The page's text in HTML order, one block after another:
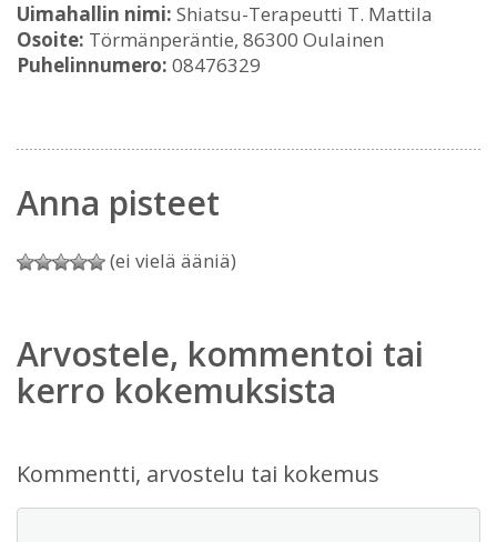
Uimahallin nimi: Shiatsu-Terapeutti T. Mattila
Osoite: Törmänperäntie, 86300 Oulainen
Puhelinnumero: 08476329
Anna pisteet
(ei vielä ääniä)
Arvostele, kommentoi tai
kerro kokemuksista
Kommentti, arvostelu tai kokemus